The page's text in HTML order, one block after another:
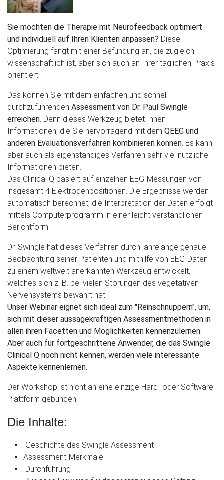
Sie möchten die Therapie mit Neurofeedback optimiert
und individuell auf Ihren Klienten anpassen? Diese
Optimierung fängt mit einer Befundung an, die zugleich
wissenschaftlich ist, aber sich auch an Ihrer täglichen Praxis
orientiert.
Das können Sie mit dem einfachen und schnell
durchzuführenden Assessment von Dr. Paul Swingle
erreichen. Denn dieses Werkzeug bietet Ihnen
Informationen, die Sie hervorragend mit dem QEEG und
anderen Evaluationsverfahren kombinieren können. Es kann
aber auch als eigenständiges Verfahren sehr viel nützliche
Informationen bieten.
Das Clinical Q basiert auf einzelnen EEG-Messungen von
insgesamt 4 Elektrodenpositionen. Die Ergebnisse werden
automatisch berechnet, die Interpretation der Daten erfolgt
mittels Computerprogramm in einer leicht verständlichen
Berichtform.
Dr. Swingle hat dieses Verfahren durch jahrelange genaue
Beobachtung seiner Patienten und mithilfe von EEG-Daten
zu einem weltweit anerkannten Werkzeug entwickelt,
welches sich z. B. bei vielen Störungen des vegetativen
Nervensystems bewährt hat.
Unser Webinar eignet sich ideal zum "Reinschnuppern", um,
sich mit dieser aussagekräftigen Assessmentmethoden in
allen ihren Facetten und Möglichkeiten kennenzulernen.
Aber auch für fortgeschrittene Anwender, die das Swingle
Clinical Q noch nicht kennen, werden viele interessante
Aspekte kennenlernen.
Der Workshop ist nicht an eine einzige Hard- oder Software-
Plattform gebunden.
Die Inhalte:
Geschichte des Swingle Assessment
Assessment-Merkmale
Durchführung